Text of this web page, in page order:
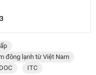
đông lạnh từ Việt Nam
DOC ITC